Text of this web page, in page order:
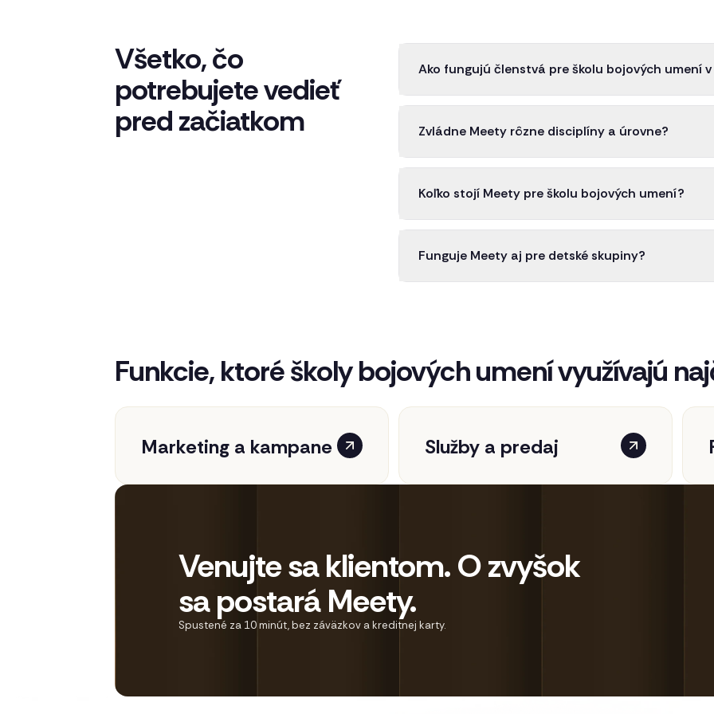
Všetko, čo
potrebujete vedieť
pred začiatkom
Ako fungujú členstvá pre školu bojových umení
Zvládne Meety rôzne disciplíny a úrovne?
Koľko stojí Meety pre školu bojových umení?
Funguje Meety aj pre detské skupiny?
Funkcie, ktoré školy bojových umení využívajú
Marketing a kampane Služby a predaj
Venujte sa klientom. O zvyšok
sa postará Meety.
Spustené za 10 minút, bez záväzkov a kreditnej karty.